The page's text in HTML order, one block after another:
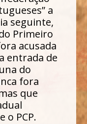
a
seguinte,
Primeiro
acusada
entrada de
do
fora
que
o PCP.